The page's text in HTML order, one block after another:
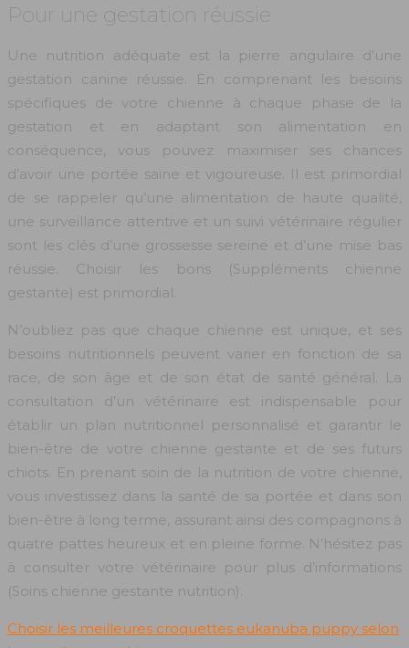
Pour une gestation réussie
Une nutrition adéquate est la pierre angulaire d’une
gestation canine réussie. En comprenant les besoins
spécifiques de votre chienne à chaque phase de la
gestation et en adaptant son alimentation en
conséquence, vous pouvez maximiser ses chances
d’avoir une portée saine et vigoureuse. Il est primordial
de se rappeler qu’une alimentation de haute qualité,
une surveillance attentive et un suivi vétérinaire régulier
sont les clés d’une grossesse sereine et d’une mise bas
réussie. Choisir les bons (Suppléments chienne
gestante) est primordial.
N’oubliez pas que chaque chienne est unique, et ses
besoins nutritionnels peuvent varier en fonction de sa
race, de son âge et de son état de santé général. La
consultation d’un vétérinaire est indispensable pour
établir un plan nutritionnel personnalisé et garantir le
bien-être de votre chienne gestante et de ses futurs
chiots. En prenant soin de la nutrition de votre chienne,
vous investissez dans la santé de sa portée et dans son
bien-être à long terme, assurant ainsi des compagnons à
quatre pattes heureux et en pleine forme. N’hésitez pas
à consulter votre vétérinaire pour plus d’informations
(Soins chienne gestante nutrition).
Choisir les meilleures croquettes eukanuba puppy selon